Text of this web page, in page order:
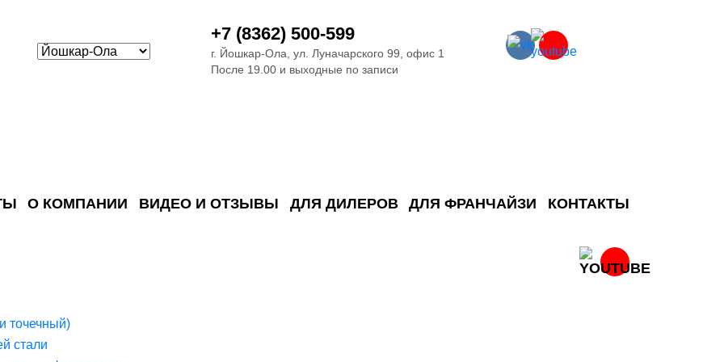
+7 (8362) 500-599
г. Йошкар-Ола, ул. Луначарского 99, офис 1
После 19.00 и выходные по записи
О КОМПАНИИ ВИДЕО И ОТЗЫВЫ ДЛЯ ДИЛЕРОВ ДЛЯ ФРАНЧАЙЗИ КОНТАКТЫ
точечный)
стали